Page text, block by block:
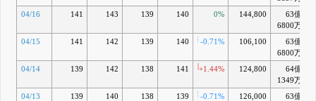
04/16 141 143 139 140 0% 144,800
63億
6800万
04/15 141 142 139 140 -0.71% 106,100
63億
6800万
04/14 139 142 138 141 +1.44% 124,800
64億
1349万
04/13
139 140 138 139 -0.71% 126,000
63億